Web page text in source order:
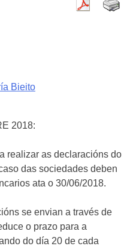
Bieito
2018:
realizar as declaracións do
das sociedades deben
ata o 30/06/2018.
se envian a través de
o prazo para a
do día 20 de cada